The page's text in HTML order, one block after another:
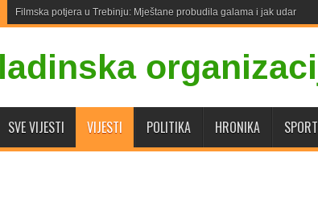
Filmska potjera u Trebinju: Mještane probudila galama i jak udar
SVE VIJESTI VIJESTI POLITIKA HRONIKA SPORT